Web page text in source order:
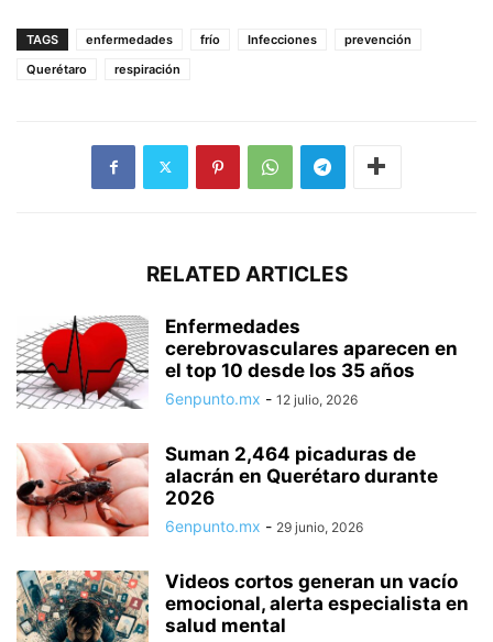
TAGS enfermedades frío Infecciones
prevención
Querétaro
respiración
RELATED ARTICLES
Enfermedades
cerebrovasculares aparecen en
el top 10 desde los 35 años
6enpunto.mx - 12 julio, 2026
Suman 2,464 picaduras de
alacrán en Querétaro durante
2026
6enpunto.mx - 29 junio, 2026
Videos cortos generan un vacío
emocional, alerta especialista en
salud mental